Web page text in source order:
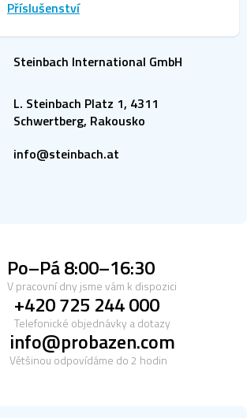
Příslušenství
Steinbach International GmbH
L. Steinbach Platz 1, 4311
Schwertberg, Rakousko
info@steinbach.at
Po–Pá 8:00–16:30
V pracovní dny jsme vám k dispozici
+420 725 244 000
Telefonické objednávky a dotazy
info@probazen.com
Většinou odpovídáme do 2 hodin